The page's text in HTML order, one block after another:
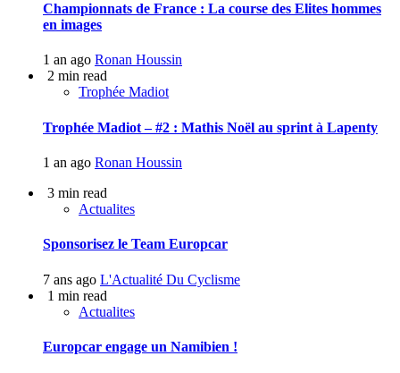
Championnats de France : La course des Elites hommes
en images
1 an ago Ronan Houssin
2 min read
Trophée Madiot
Trophée Madiot – #2 : Mathis Noël au sprint à Lapenty
1 an ago Ronan Houssin
3 min read
Actualites
Sponsorisez le Team Europcar
7 ans ago L'Actualité Du Cyclisme
1 min read
Actualites
Europcar engage un Namibien !